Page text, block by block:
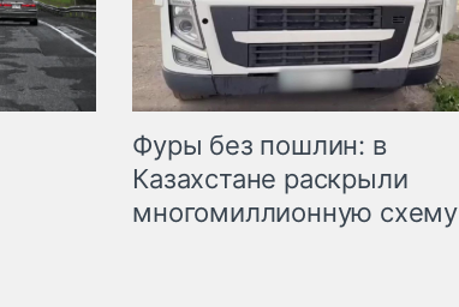
Фуры без пошлин: в
Казахстане раскрыли
многомиллионную схему